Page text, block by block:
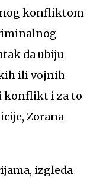
konfliktom
da ubiju
ili vojnih
konflikt i za to
Zorana
izgleda